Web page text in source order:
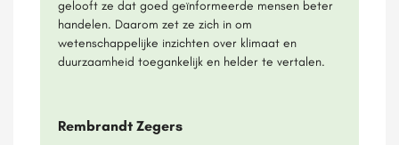
gelooft ze dat goed geïnformeerde mensen beter
handelen. Daarom zet ze zich in om
wetenschappelijke inzichten over klimaat en
duurzaamheid toegankelijk en helder te vertalen.
Rembrandt Zegers